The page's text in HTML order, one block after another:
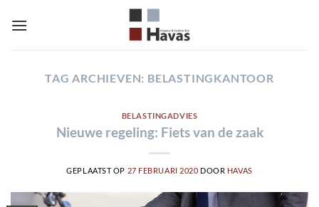
naar
TAG ARCHIEVEN: BELASTINGKANTOOR
BELASTINGADVIES
Nieuwe regeling: Fiets van de zaak
GEPLAATST OP 27 FEBRUARI 2020 DOOR HAVAS